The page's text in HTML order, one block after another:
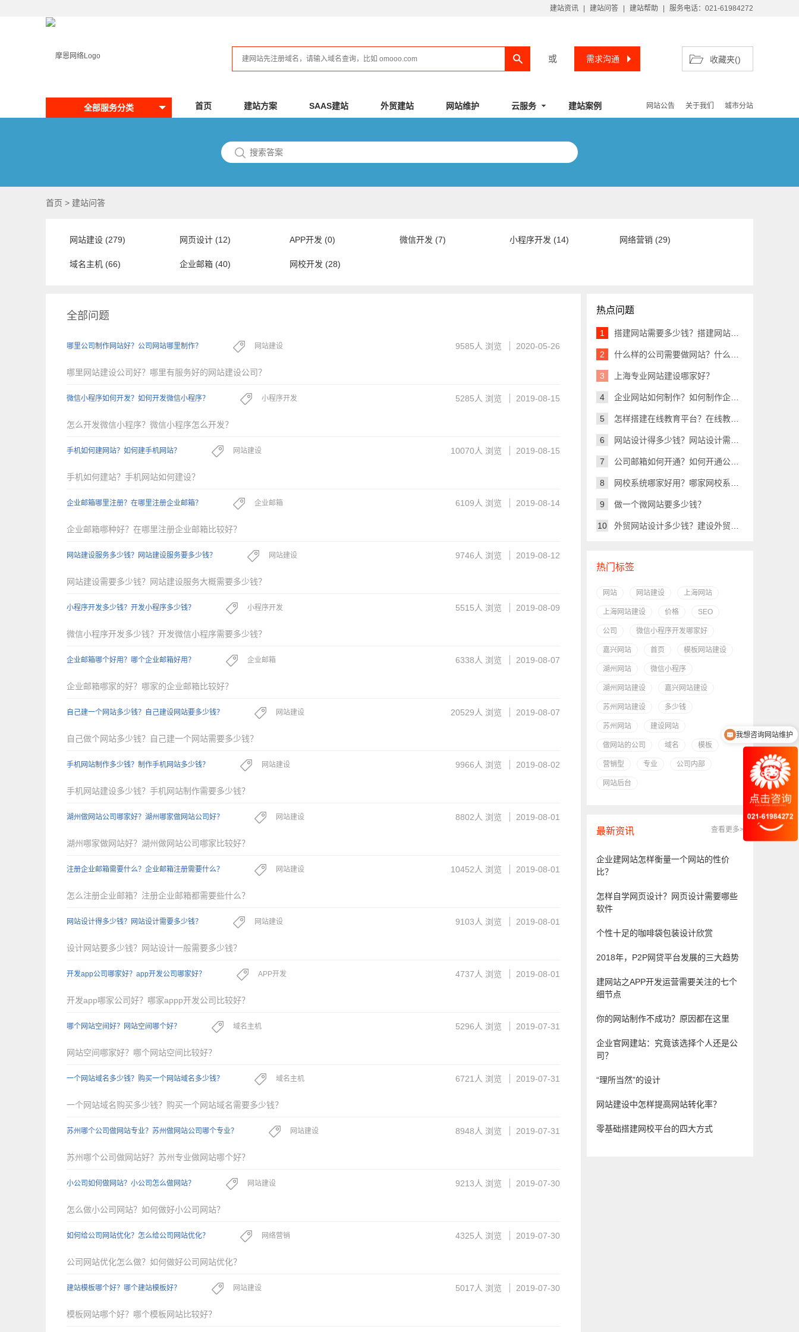
建站资讯 建站问答 建站帮助 服务电话：021-61984272
或 需求沟通 收藏夹()
全部服务分类 首页 建站方案 SAAS建站 外贸建站 网站维护 云服务 建站案例 网站公告 关于我们 城市分站
首页 > 建站问答
网站建设 (279) 网页设计 (12) APP开发 (0) 微信开发 (7) 小程序开发 (14) 网络营销 (29)
域名主机 (66) 企业邮箱 (40) 网校开发 (28)
全部问题
哪里公司制作网站好？公司网站哪里制作？ 网站建设 9585 人 浏览 2020-05-26
哪里网站建设公司好？哪里有服务好的网站建设公司？
微信小程序如何开发？如何开发微信小程序？ 小程序开发 5285 人 浏览 2019-08-15
怎么开发微信小程序？微信小程序怎么开发？
手机如何建网站？如何建手机网站？ 网站建设 10070 人 浏览 2019-08-15
手机如何建站？手机网站如何建设？
企业邮箱哪里注册？在哪里注册企业邮箱？ 企业邮箱 6109 人 浏览 2019-08-14
企业邮箱哪种好？在哪里注册企业邮箱比较好？
网站建设服务多少钱？网站建设服务要多少钱？ 网站建设 9746 人 浏览 2019-08-12
网站建设需要多少钱？网站建设服务大概需要多少钱？
小程序开发多少钱？开发小程序多少钱？ 小程序开发 5515 人 浏览 2019-08-09
微信小程序开发多少钱？开发微信小程序需要多少钱？
企业邮箱哪个好用？哪个企业邮箱好用？ 企业邮箱 6338 人 浏览 2019-08-07
企业邮箱哪家的好？哪家的企业邮箱比较好？
自己建一个网站多少钱？自己建设网站要多少钱？ 网站建设 20529 人 浏览 2019-08-07
自己做个网站多少钱？自己建一个网站需要多少钱？
手机网站制作多少钱？制作手机网站多少钱？ 网站建设 9966 人 浏览 2019-08-02
手机网站建设多少钱？手机网站制作需要多少钱？
湖州做网站公司哪家好？湖州哪家做网站公司好？ 网站建设 8802 人 浏览 2019-08-01
湖州哪家做网站好？湖州做网站公司哪家比较好？
注册企业邮箱需要什么？企业邮箱注册需要什么？ 网站建设 10452 人 浏览 2019-08-01
怎么注册企业邮箱？注册企业邮箱都需要些什么？
网站设计得多少钱？网站设计需要多少钱？ 网站建设 9103 人 浏览 2019-08-01
设计网站要多少钱？网站设计一般需要多少钱？
开发app公司哪家好？app开发公司哪家好？ APP开发 4737 人 浏览 2019-08-01
开发app哪家公司好？哪家appp开发公司比较好？
哪个网站空间好？网站空间哪个好？ 域名主机 5296 人 浏览 2019-07-31
网站空间哪家好？哪个网站空间比较好？
一个网站域名多少钱？购买一个网站域名多少钱？ 域名主机 6721 人 浏览 2019-07-31
一个网站域名购买多少钱？购买一个网站域名需要多少钱？
苏州哪个公司做网站专业？苏州做网站公司哪个专业？ 网站建设 8948 人 浏览 2019-07-31
苏州哪个公司做网站好？苏州专业做网站哪个好？
小公司如何做网站？小公司怎么做网站？ 网站建设 9213 人 浏览 2019-07-30
怎么做小公司网站？如何做好小公司网站？
如何给公司网站优化？怎么给公司网站优化？ 网络营销 4325 人 浏览 2019-07-30
公司网站优化怎么做？如何做好公司网站优化？
建站模板哪个好？哪个建站模板好？ 网站建设 5017 人 浏览 2019-07-30
模板网站哪个好？哪个模板网站比较好？
热点问题
1 搭建网站需要多少钱？搭建网站需要多少费用？
2 什么样的公司需要做网站？什么样的企业需要做网站？
3 上海专业网站建设哪家好？
4 企业网站如何制作？如何制作企业网站？
5 怎样搭建在线教育平台？在线教育平台如何搭建？
6 网站设计得多少钱？网站设计需要多少钱？
7 公司邮箱如何开通？如何开通公司邮箱?
8 网校系统哪家好用？哪家网校系统好用？
9 做一个微网站要多少钱？
10 外贸网站设计多少钱？建设外贸网站需要多少钱
热门标签
网站 网站建设 上海网站
上海网站建设 价格 SEO
公司 微信小程序开发哪家好
嘉兴网站 首页 模板网站建设
湖州网站 微信小程序
湖州网站建设 嘉兴网站建设
苏州网站建设 多少钱
苏州网站 建设网站
做网站的公司 域名 模板
营销型 专业 公司内部
网站后台
最新资讯 查看更多>
企业建网站怎样衡量一个网站的性价
比？
怎样自学网页设计？网页设计需要哪些
软件
个性十足的咖啡袋包装设计欣赏
2018年，P2P网贷平台发展的三大趋势
建网站之APP开发运营需要关注的七个
细节点
你的网站制作不成功？原因都在这里
企业官网建站：究竟该选择个人还是公
司？
“理所当然”的设计
网站建设中怎样提高网站转化率？
零基础搭建网校平台的四大方式
我想咨询网站维护